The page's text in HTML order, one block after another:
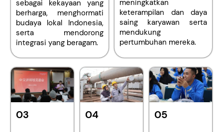
sebagai kekayaan yang
berharga, menghormati
budaya lokal Indonesia,
serta mendorong
integrasi yang beragam.
meningkatkan
keterampilan dan daya
saing karyawan serta
mendukung
pertumbuhan mereka.
03 04 05